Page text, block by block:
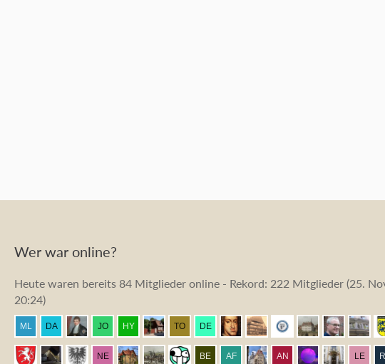
Wer war online?
Heute waren bereits 84 Mitglieder online - Rekord: 222 Mitglieder (25.
20:24)